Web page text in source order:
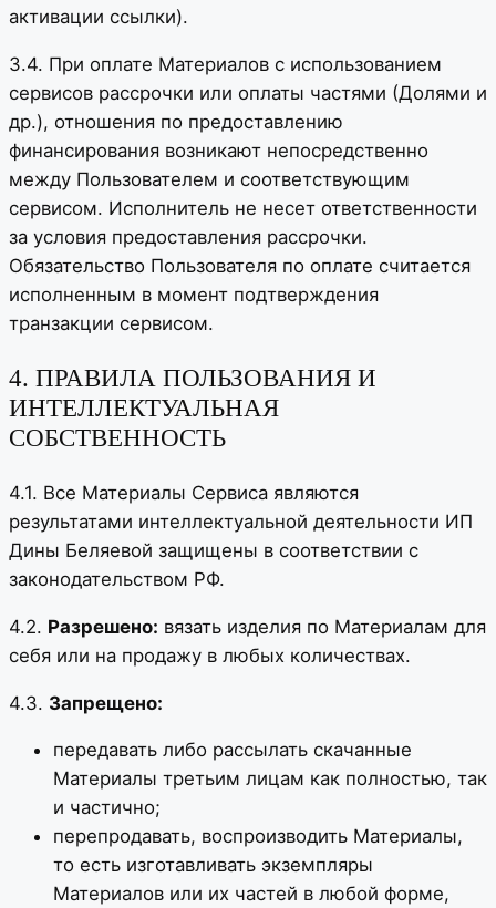
активации ссылки).
3.4. При оплате Материалов с использованием
сервисов рассрочки или оплаты частями (Долями и
др.), отношения по предоставлению
финансирования возникают непосредственно
между Пользователем и соответствующим
сервисом. Исполнитель не несет ответственности
за условия предоставления рассрочки.
Обязательство Пользователя по оплате считается
исполненным в момент подтверждения
транзакции сервисом.
4. ПРАВИЛА ПОЛЬЗОВАНИЯ И
ИНТЕЛЛЕКТУАЛЬНАЯ
СОБСТВЕННОСТЬ
4.1. Все Материалы Сервиса являются
результатами интеллектуальной деятельности ИП
Дины Беляевой защищены в соответствии с
законодательством РФ.
4.2. Разрешено: вязать изделия по Материалам для
себя или на продажу в любых количествах.
4.3. Запрещено:
передавать либо рассылать скачанные
Материалы третьим лицам как полностью, так
и частично;
перепродавать, воспроизводить Материалы,
то есть изготавливать экземпляры
Материалов или их частей в любой форме,